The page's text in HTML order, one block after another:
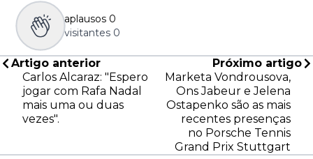
aplausos 0
visitantes 0
Artigo anterior
Carlos Alcaraz: "Espero
jogar com Rafa Nadal
mais uma ou duas
vezes".
Próximo artigo
Marketa Vondrousova,
Ons Jabeur e Jelena
Ostapenko são as mais
recentes presenças
no Porsche Tennis
Grand Prix Stuttgart